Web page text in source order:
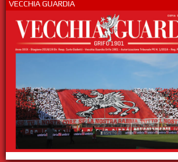
VECCHIA GUARDIA